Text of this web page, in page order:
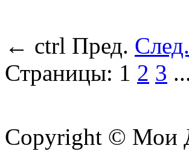
← ctrl Пред. След.
Страницы: 1 2 3
Copyright © Мои